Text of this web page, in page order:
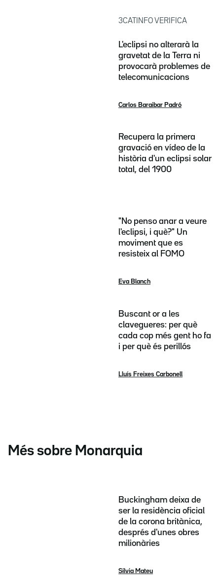
3CATINFO VERIFICA
L'eclipsi no alterarà la
gravetat de la Terra ni
provocarà problemes de
telecomunicacions
Carlos Baraibar Padró
Recupera la primera
gravació en vídeo de la
història d'un eclipsi solar
total, del 1900
"No penso anar a veure
l'eclipsi, i què?" Un
moviment que es
resisteix al FOMO
Eva Blanch
Buscant or a les
clavegueres: per què
cada cop més gent ho fa
i per què és perillós
Lluís Freixes Carbonell
Més sobre Monarquia
Buckingham deixa de
ser la residència oficial
de la corona britànica,
després d'unes obres
milionàries
Sílvia Mateu